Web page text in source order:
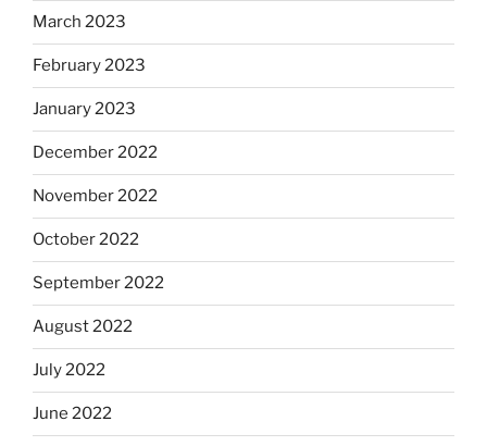
March 2023
February 2023
January 2023
December 2022
November 2022
October 2022
September 2022
August 2022
July 2022
June 2022